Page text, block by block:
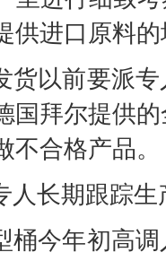
供进口原料
以前要派专
国拜尔提供
合格产品。
长期跟踪生
今年初高调